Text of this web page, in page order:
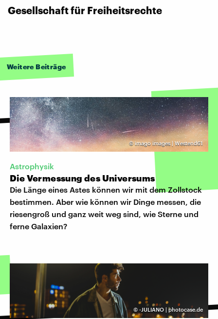
Gesellschaft für Freiheitsrechte
Weitere Beiträge
© imago images | Westend61
Astrophysik
Die Vermessung des Universums
Die Länge eines Astes können wir mit dem Zollstock
bestimmen. Aber wie können wir Dinge messen, die
riesengroß und ganz weit weg sind, wie Sterne und
ferne Galaxien?
© -JULIANO | photocase.de